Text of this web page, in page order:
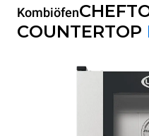
Kombiöfen
COUNTERTOP